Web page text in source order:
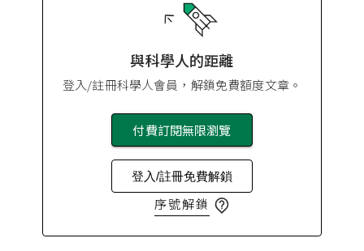
與科學人的距離
登入/註冊科學人會員，解鎖免費額度文章。
付費訂閱無限瀏覽
登入/註冊免費解鎖
序號解鎖